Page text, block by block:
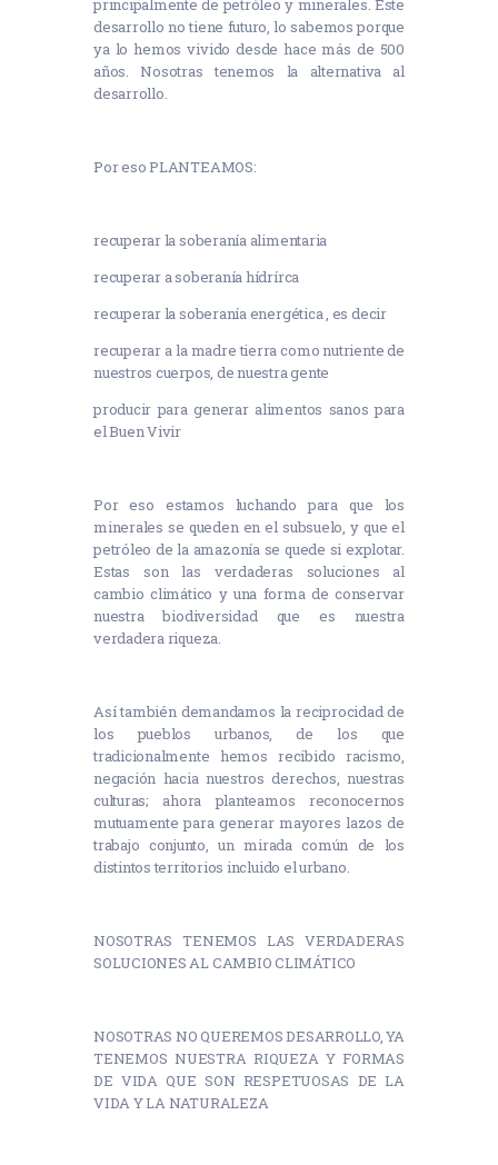
principalmente de petróleo y minerales. Este
desarrollo no tiene futuro, lo sabemos porque
ya lo hemos vivido desde hace más de 500
años. Nosotras tenemos la alternativa al
desarrollo.
Por eso PLANTEAMOS:
recuperar la soberanía alimentaria
recuperar a soberanía hídrírca
recuperar la soberanía energética , es decir
recuperar a la madre tierra como nutriente de
nuestros cuerpos, de nuestra gente
producir para generar alimentos sanos para
el Buen Vivir
Por eso estamos luchando para que los
minerales se queden en el subsuelo, y que el
petróleo de la amazonía se quede si explotar.
Estas son las verdaderas soluciones al
cambio climático y una forma de conservar
nuestra biodiversidad que es nuestra
verdadera riqueza.
Así también demandamos la reciprocidad de
los pueblos urbanos, de los que
tradicionalmente hemos recibido racismo,
negación hacia nuestros derechos, nuestras
culturas; ahora planteamos reconocernos
mutuamente para generar mayores lazos de
trabajo conjunto, un mirada común de los
distintos territorios incluido el urbano.
NOSOTRAS TENEMOS LAS VERDADERAS
SOLUCIONES AL CAMBIO CLIMÁTICO
NOSOTRAS NO QUEREMOS DESARROLLO, YA
TENEMOS NUESTRA RIQUEZA Y FORMAS
DE VIDA QUE SON RESPETUOSAS DE LA
VIDA Y LA NATURALEZA